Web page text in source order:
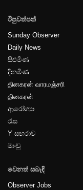
ඊපුවත්පත්
Sunday Observer
Daily News
සිළුමිණ
දිනමිණ
தினகரன் வாரமஞ்சரி
தினகரன்
ආරෝග්‍යා
රැස
Y සඟරාව
මාංචු
වෙනත් සබැඳි
Observer Jobs